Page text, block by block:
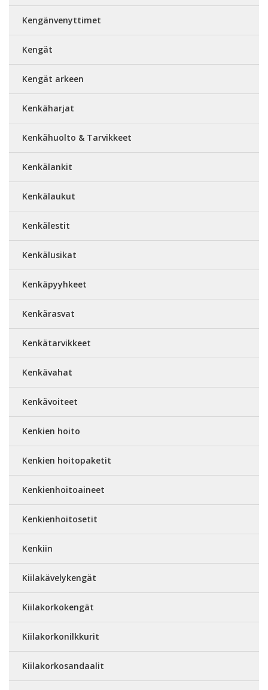
Kengänvenyttimet
Kengät
Kengät arkeen
Kenkäharjat
Kenkähuolto & Tarvikkeet
Kenkälankit
Kenkälaukut
Kenkälestit
Kenkälusikat
Kenkäpyyhkeet
Kenkärasvat
Kenkätarvikkeet
Kenkävahat
Kenkävoiteet
Kenkien hoito
Kenkien hoitopaketit
Kenkienhoitoaineet
Kenkienhoitosetit
Kenkiin
Kiilakävelykengät
Kiilakorkokengät
Kiilakorkonilkkurit
Kiilakorkosandaalit